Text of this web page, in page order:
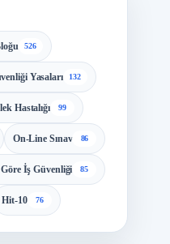
526
Yasaları 132
Hastalığı 99
On-Line Sınav 86
İş Güvenliği 85
Hit-10 76